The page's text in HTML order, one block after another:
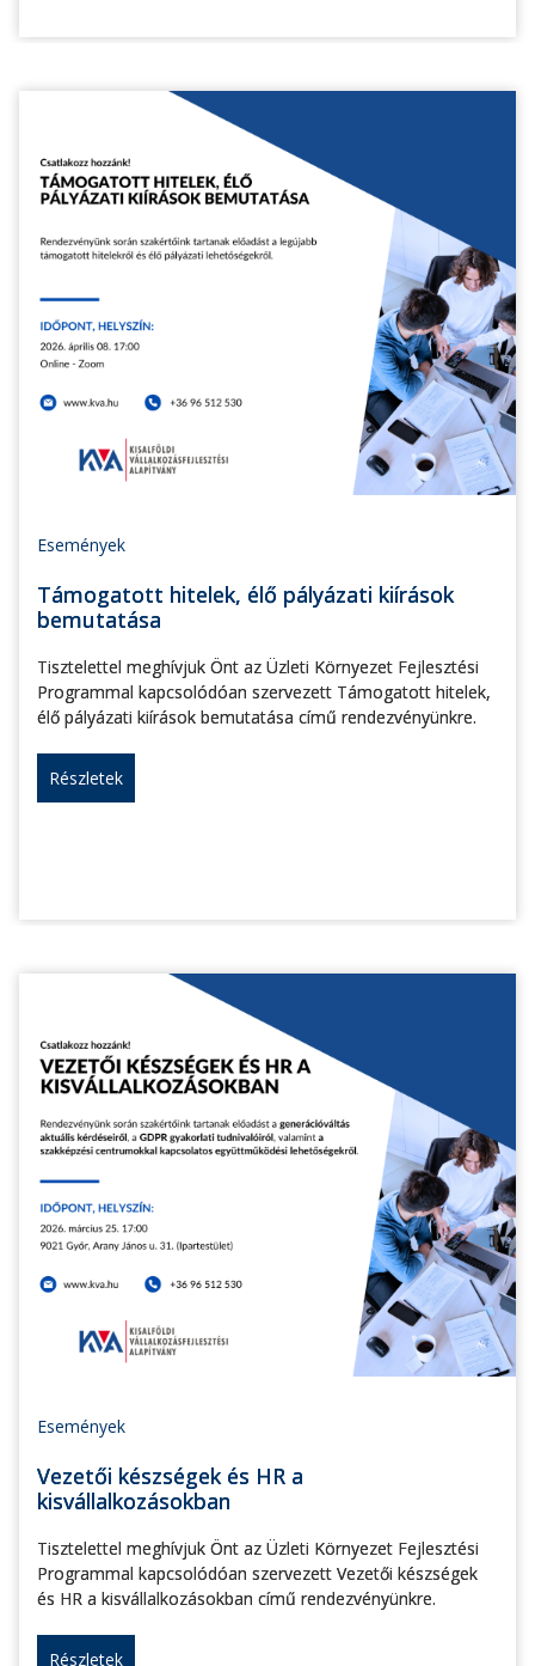
Események
Támogatott hitelek, élő pályázati kiírások
bemutatása
Tisztelettel meghívjuk Önt az Üzleti Környezet Fejlesztési
Programmal kapcsolódóan szervezett Támogatott hitelek,
élő pályázati kiírások bemutatása című rendezvényünkre.
Részletek
Események
Vezetői készségek és HR a
kisvállalkozásokban
Tisztelettel meghívjuk Önt az Üzleti Környezet Fejlesztési
Programmal kapcsolódóan szervezett Vezetői készségek
és HR a kisvállalkozásokban című rendezvényünkre.
Részletek